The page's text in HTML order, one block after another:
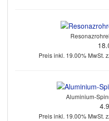
Preis inkl. 19.00% MwSt.
Aluminium-
Preis inkl. 19.00% MwSt.